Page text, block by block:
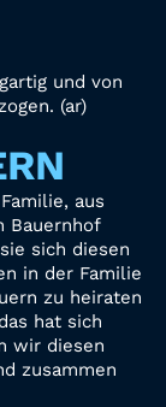
und von
(ar)
aus
Bauernhof
sich diesen
in der Familie
zu heiraten
hat sich
wir diesen
zusammen